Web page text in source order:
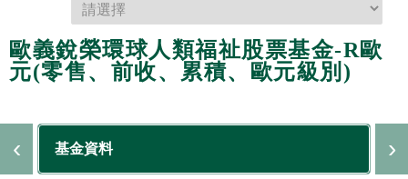
歐義銳榮環球人類福祉股票基金-R歐
元(零售、前收、累積、歐元級別)
基金資料